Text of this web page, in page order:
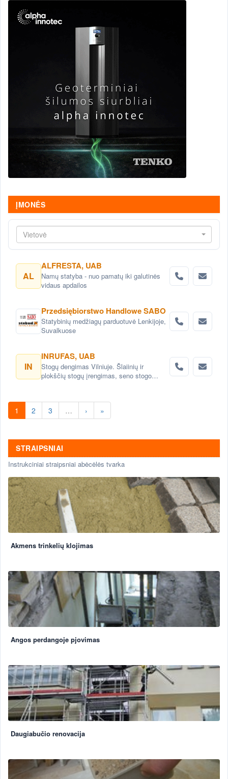
ĮMONĖS
Vietovė
AL
ALFRESTA, UAB
Namų statyba - nuo pamatų iki galutinės
vidaus apdailos
Przedsiębiorstwo Handlowe SABO
Statybinių medžiagų parduotuvė Lenkijoje,
Suvalkuose
IN
INRUFAS, UAB
Stogų dengimas Vilniuje. Šlaiinių ir
plokščių stogų įrengimas, seno stogo
Vilniuje. Stogų remonto darbai, stogo
renovacija Vilniuje.
1 2 3 … › »
STRAIPSNIAI
Instrukciniai straipsniai abėcėlės tvarka
Akmens trinkelių klojimas
Angos perdangoje pjovimas
Daugiabučio renovacija